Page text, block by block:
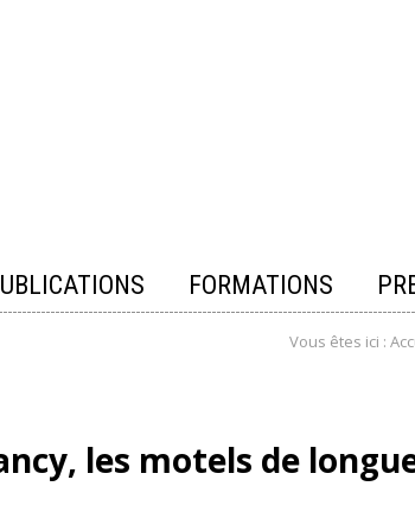
FORMATIONS
Vous êtes ici :
les motels de